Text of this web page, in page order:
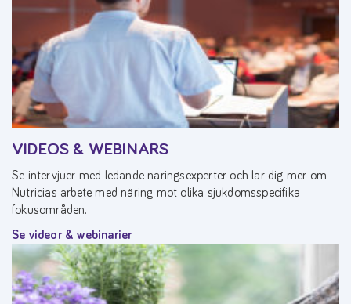
VIDEOS & WEBINARS
Se intervjuer med ledande näringsexperter och lär dig mer om
Nutricias arbete med näring mot olika sjukdomsspecifika
fokusområden.
Se videor & webinarier